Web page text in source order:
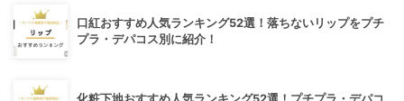
口紅おすすめ人気ランキング52選！落ちないリップをプチ
プラ・デパコス別に紹介！